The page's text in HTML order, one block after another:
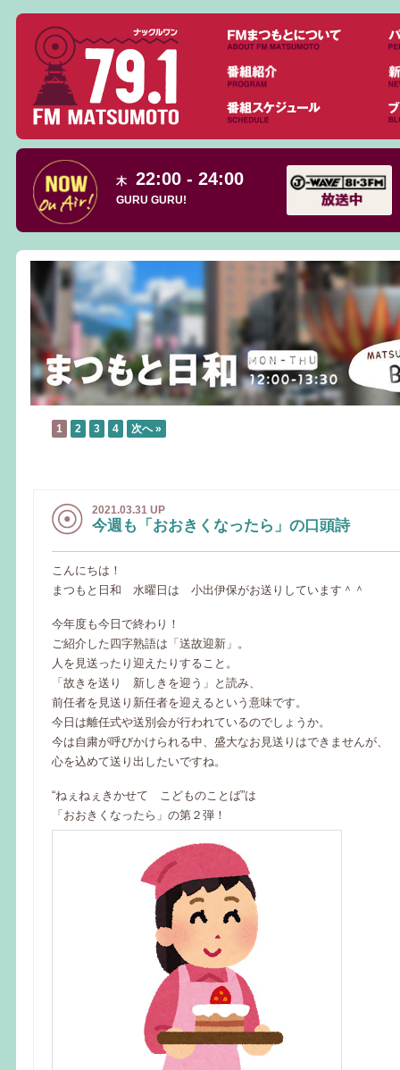
木 22:00 - 24:00
GURU GURU!
1 2 3 4 次へ »
2021.03.31 UP
今週も「おおきくなったら」の口頭詩
こんにちは！
まつもと日和 水曜日は 小出伊保がお送りしています＾＾
今年度も今日で終わり！
ご紹介した四字熟語は「送故迎新」。
人を見送ったり迎えたりすること。
「故きを送り 新しきを迎う」と読み、
前任者を見送り新任者を迎えるという意味です。
今日は離任式や送別会が行われているのでしょうか。
今は自粛が呼びかけられる中、盛大なお見送りはできませんが、
心を込めて送り出したいですね。
“ねぇねぇきかせて こどものことば”は
「おおきくなったら」の第２弾！